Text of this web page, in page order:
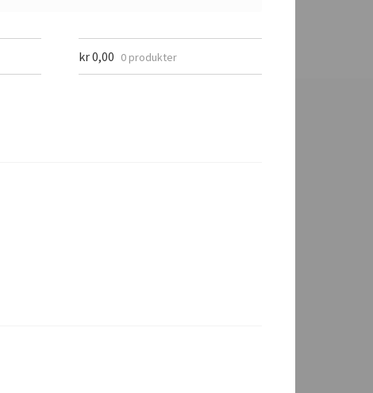
kr0,00 0 produkter